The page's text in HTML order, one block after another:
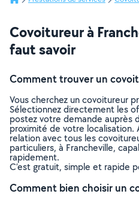
Covoitureur à
faut savoir
Comment trouver un
Vous cherchez un covoitureur
Sélectionnez directement les
postez votre demande auprès
proximité de votre localisation.
relation avec tous les
particuliers, à Francheville,
rapidement.
C’est gratuit, simple et rapide
Comment bien choisir un